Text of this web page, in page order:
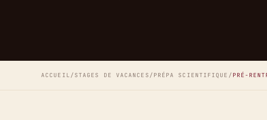
ACCUEIL / STAGES DE VACANCES / PRÉPA SCIENTIFIQUE / PRÉ-